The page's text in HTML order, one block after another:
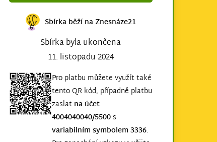
Sbírka běží na Znesnáze21
Sbírka byla ukončena
11. listopadu 2024
Pro platbu můžete využít také
tento QR kód, případně platbu
zaslat na účet
4004040040/5500 s
variabilním symbolem 3336.